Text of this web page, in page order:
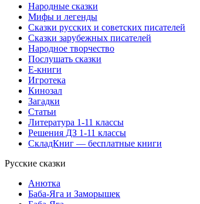
Народные сказки
Мифы и легенды
Сказки русских и советских писателей
Сказки зарубежных писателей
Народное творчество
Послушать сказки
Е-книги
Игротека
Кинозал
Загадки
Статьи
Литература 1-11 классы
Решения ДЗ 1-11 классы
СкладКниг — бесплатные книги
Русские сказки
Анютка
Баба-Яга и Заморышек